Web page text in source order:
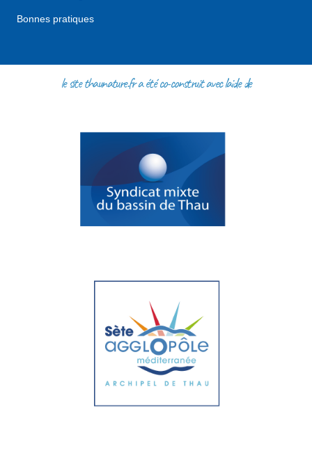
Bonnes pratiques
le site thaunature.fr a été co-construit avec l'aide de